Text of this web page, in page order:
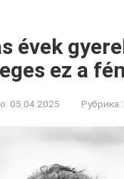
évek
ez a
05.04.2025 Рубрика: